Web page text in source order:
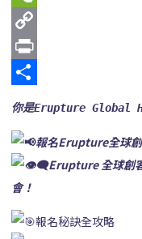
WeChat
Copy
Link
Print
分
你是Erupture Global
報名Erupture全球
Erupture 全球創
會！
報名秘訣全攻略